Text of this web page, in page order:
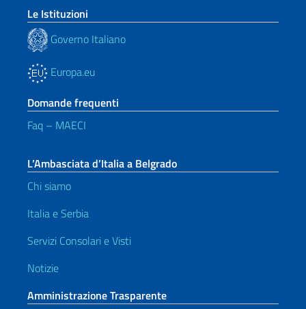
Le Istituzioni
Governo Italiano
Europa.eu
Domande frequenti
Faq – MAECI
L’Ambasciata d’Italia a Belgrado
Chi siamo
Italia e Serbia
Servizi Consolari e Visti
Notizie
Amministrazione Trasparente